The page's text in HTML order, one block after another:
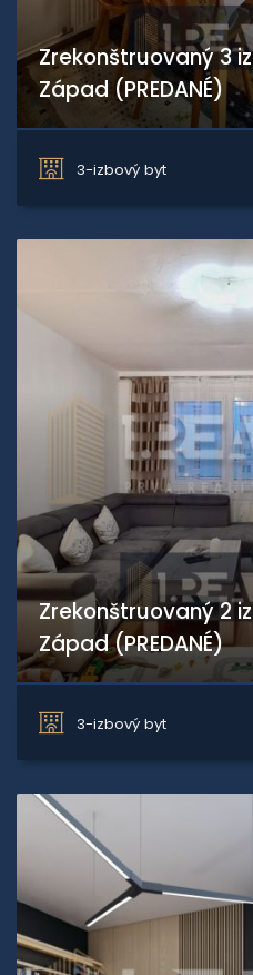
Zrekonštruovaný 3
Západ (PREDANÉ)
3-izbový byt
Zrekonštruovaný 2
Západ (PREDANÉ)
3-izbový byt